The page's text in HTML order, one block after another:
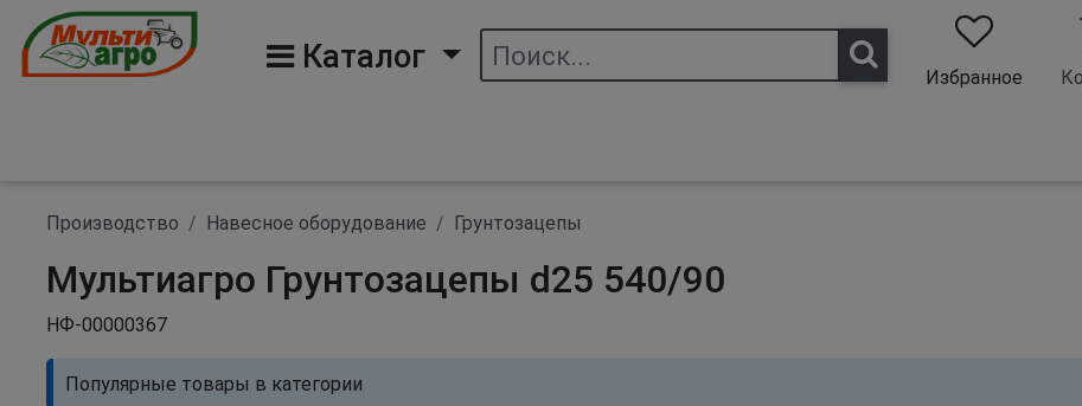
Каталог (current)
Избранное
Производство Навесное оборудование Грунтозацепы
Мультиагро Грунтозацепы d25 540/90
НФ-00000367
Популярные товары в категории